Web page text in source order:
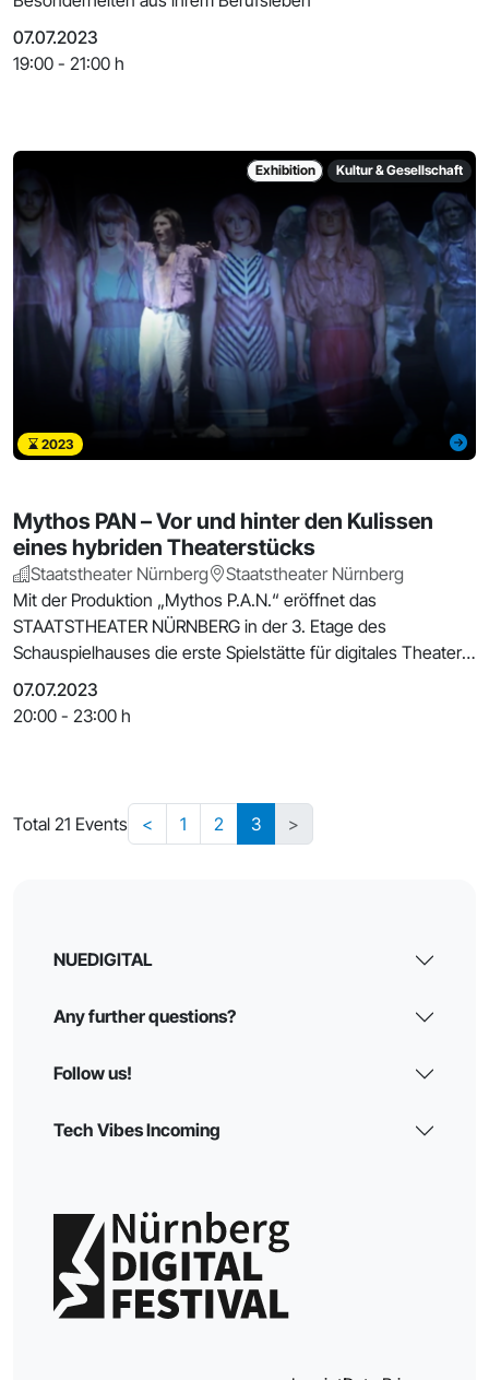
07.07.2023
19:00 - 21:00 h
Exhibition Kultur & Gesellschaft
2023
Mythos PAN – Vor und hinter den Kulissen
eines hybriden Theaterstücks
Staatstheater Nürnberg
Staatstheater Nürnberg
Mit der Produktion „Mythos P.A.N.“ eröffnet das
STAATSTHEATER NÜRNBERG in der 3. Etage des
Schauspielhauses die erste Spielstätte für digitales Theater
an einem
07.07.2023
20:00 - 23:00 h
Total 21 Events < 1 2 3 >
NUEDIGITAL
Any further questions?
Follow us!
Tech Vibes Incoming